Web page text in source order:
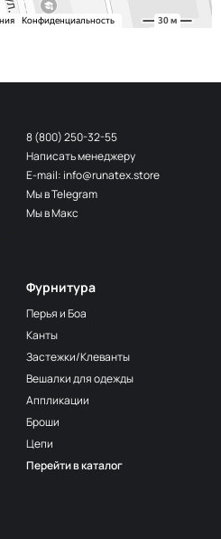
Фурнитура
Перья и Боа
Канты
Застежки/Клеванты
Вешалки для одежды
Аппликации
Броши
Цепи
Перейти в каталог
8 (800) 250-32-55
Написать менеджеру
E-mail: info@runatex.store
Мы в Telegram
Мы в Макс